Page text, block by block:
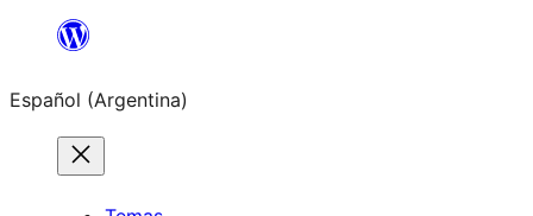
Saltar
contenido
Español (Argentina)